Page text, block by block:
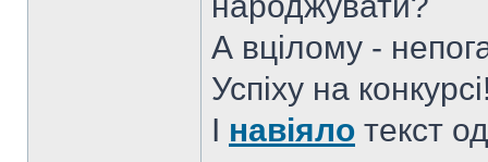
А вцілому -
Успіху на
І навіяло текст